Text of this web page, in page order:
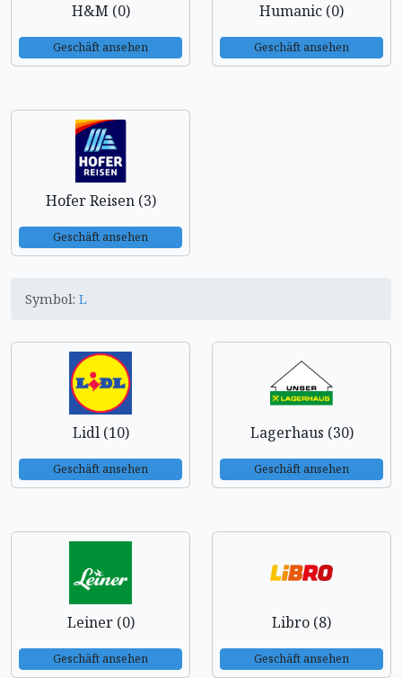
H&M (0)
Geschäft ansehen
Humanic (0)
Geschäft ansehen
Hofer Reisen (3)
Geschäft ansehen
Symbol: L
Lidl (10)
Geschäft ansehen
Lagerhaus (30)
Geschäft ansehen
Leiner (0)
Geschäft ansehen
Libro (8)
Geschäft ansehen